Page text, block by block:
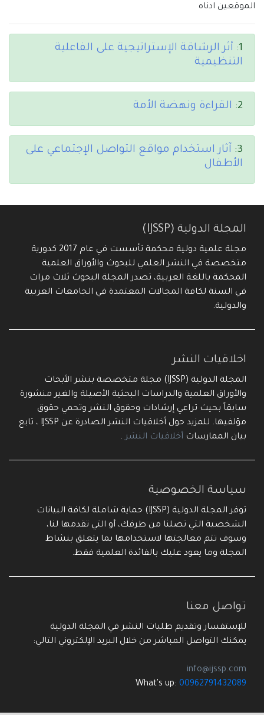
الموقعين ادناه
1: أثر الرشاقة الإستراتيجية على الفاعلية
التنظيمية
2: القراءة ونهضة الأمة
3: آثار استخدام مواقع التواصل الإجتماعي على
الأطفال
المجلة الدولية (IJSSP)
مجلة علمية دولية محكمة تأسست في عام 2017 كدورية
متخصصة في النشر العلمي للبحوث والأوراق العلمية
المحكمة باللغة العربية، تصدر المجلة البحوث ثلاث مرات
في السنة لكافة المجالات المعتمدة في الجامعات العربية
والدولية.
اخلاقيات النشر
المجلة الدولية (IJSSP) مجلة متخصصة بنشر الأبحاث
والأوراق العلمية والدراسات البحثية الأصيلة والغير منشورة
سابقاً بحيث تراعي إرشادات وحقوق النشر وتحمي حقوق
مؤلفيها. للمزيد حول أخلاقيات النشر الصادرة عن IJSSP ، تابع
بيان الممارسات أخلاقيات النشر .
سياسة الخصوصية
توفر المجلة الدولية (IJSSP) حماية شاملة لكافة البيانات
الشخصية التي تصلنا من طرفك، أو التي تقدمها لنا،
وسوف تتم معالجتها لاستخدامها بما يتعلق بنشاط
المجلة وما يعود عليك بالفائدة العلمية فقط.
تواصل معنا
للإستفسار وتقديم طلبات النشر في المجلة الدولية
يمكنك التواصل المباشر من خلال البريد الإلكتروني التالي:
info@ijssp.com
What's up: 00962791432089